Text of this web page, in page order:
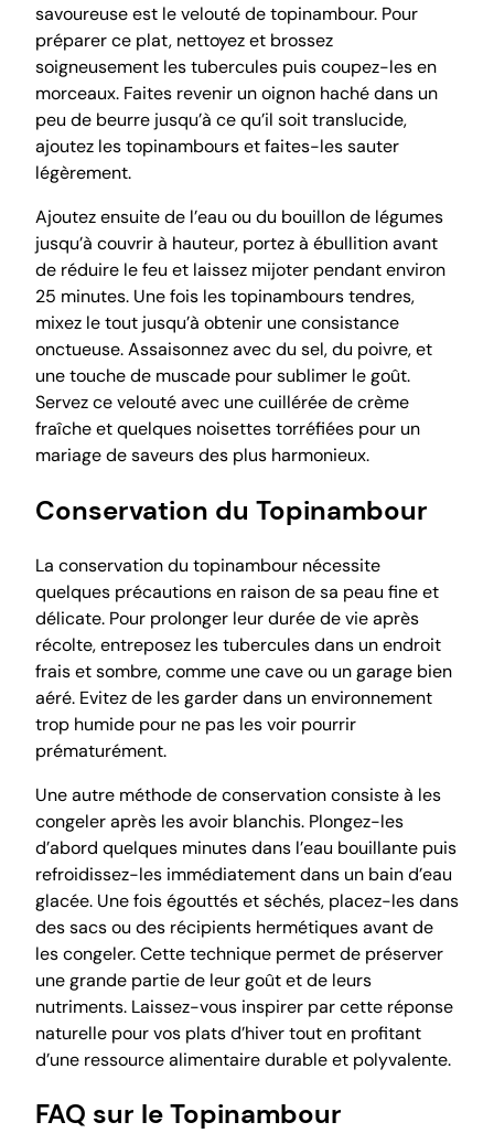
savoureuse est le velouté de topinambour. Pour
préparer ce plat, nettoyez et brossez
soigneusement les tubercules puis coupez-les en
morceaux. Faites revenir un oignon haché dans un
peu de beurre jusqu’à ce qu’il soit translucide,
ajoutez les topinambours et faites-les sauter
légèrement.
Ajoutez ensuite de l’eau ou du bouillon de légumes
jusqu’à couvrir à hauteur, portez à ébullition avant
de réduire le feu et laissez mijoter pendant environ
25 minutes. Une fois les topinambours tendres,
mixez le tout jusqu’à obtenir une consistance
onctueuse. Assaisonnez avec du sel, du poivre, et
une touche de muscade pour sublimer le goût.
Servez ce velouté avec une cuillérée de crème
fraîche et quelques noisettes torréfiées pour un
mariage de saveurs des plus harmonieux.
Conservation du Topinambour
La conservation du topinambour nécessite
quelques précautions en raison de sa peau fine et
délicate. Pour prolonger leur durée de vie après
récolte, entreposez les tubercules dans un endroit
frais et sombre, comme une cave ou un garage bien
aéré. Evitez de les garder dans un environnement
trop humide pour ne pas les voir pourrir
prématurément.
Une autre méthode de conservation consiste à les
congeler après les avoir blanchis. Plongez-les
d’abord quelques minutes dans l’eau bouillante puis
refroidissez-les immédiatement dans un bain d’eau
glacée. Une fois égouttés et séchés, placez-les dans
des sacs ou des récipients hermétiques avant de
les congeler. Cette technique permet de préserver
une grande partie de leur goût et de leurs
nutriments. Laissez-vous inspirer par cette réponse
naturelle pour vos plats d’hiver tout en profitant
d’une ressource alimentaire durable et polyvalente.
FAQ sur le Topinambour